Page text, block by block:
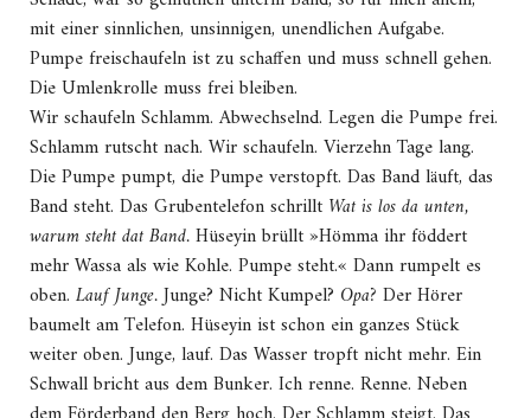
mit einer sinnlichen, unsinnigen, unendlichen Aufgabe.
Pumpe freischaufeln ist zu schaffen und muss schnell gehen.
Die Umlenkrolle muss frei bleiben.
Wir schaufeln Schlamm. Abwechselnd. Legen die Pumpe frei.
Schlamm rutscht nach. Wir schaufeln. Vierzehn Tage lang.
Die Pumpe pumpt, die Pumpe verstopft. Das Band läuft, das
Band steht. Das Grubentelefon schrillt Wat is los da unten,
warum steht dat Band.Hüseyin brüllt »Hömma ihr föddert
mehr Wassa als wie Kohle. Pumpe steht.« Dann rumpelt es
oben. Lauf Junge.Junge? Nicht Kumpel? Opa? Der Hörer
baumelt am Telefon. Hüseyin ist schon ein ganzes Stück
weiter oben. Junge, lauf. Das Wasser tropft nicht mehr. Ein
Schwall bricht aus dem Bunker. Ich renne. Renne. Neben